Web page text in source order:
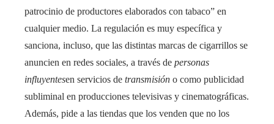
patrocinio de productores elaborados con tabaco” en
cualquier medio. La regulación es muy específica y
sanciona, incluso, que las distintas marcas de cigarrillos se
anuncien en redes sociales, a través de personas
influyentesen servicios de transmisión o como publicidad
subliminal en producciones televisivas y cinematográficas.
Además, pide a las tiendas que los venden que no los